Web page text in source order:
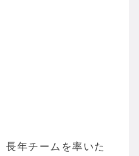
長年チームを率いた